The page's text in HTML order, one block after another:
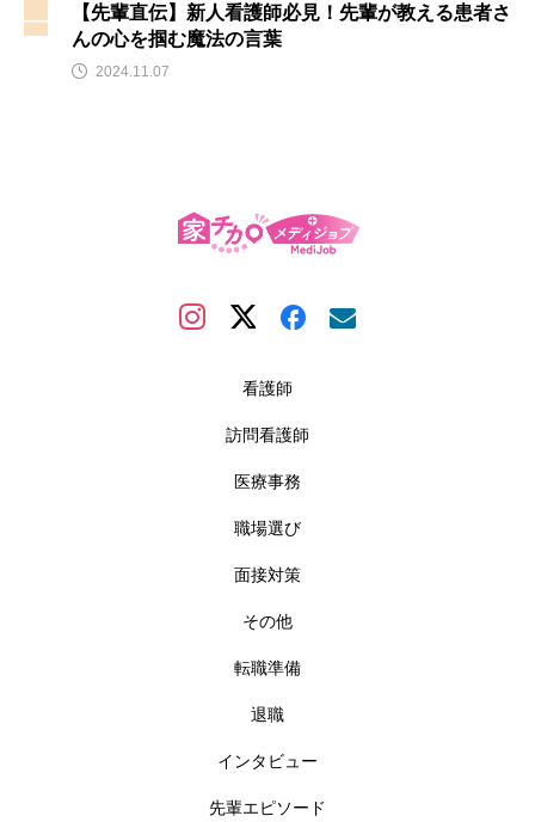
【先輩直伝】新人看護師必見！先輩が教える患者さ
んの心を掴む魔法の言葉
2024.11.07
看護師
訪問看護師
医療事務
職場選び
面接対策
その他
転職準備
退職
インタビュー
先輩エピソード